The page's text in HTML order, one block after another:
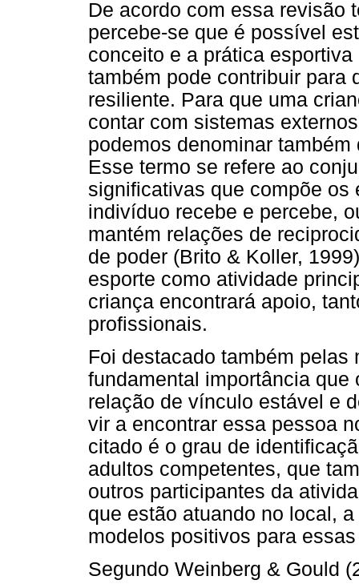
De acordo com essa revisão
percebe-se que é possível
conceito e a prática
também pode contribuir para
resiliente. Para que uma
contar com sistemas
podemos denominar
Esse termo se refere ao
significativas que compõe os
indivíduo recebe e percebe,
mantém relações de
de poder (Brito & Koller,
esporte como atividade
criança encontrará apoio,
profissionais.
Foi destacado também pelas
fundamental importância
relação de vínculo estável e
vir a encontrar essa pessoa
citado é o grau de
adultos competentes, que
outros participantes da
que estão atuando no local,
modelos positivos para
Segundo Weinberg & Gould